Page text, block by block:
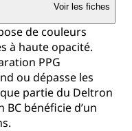
Voir les fiches
de couleurs
à haute opacité.
PPG
ou dépasse les
partie du Deltron
bénéficie d’un